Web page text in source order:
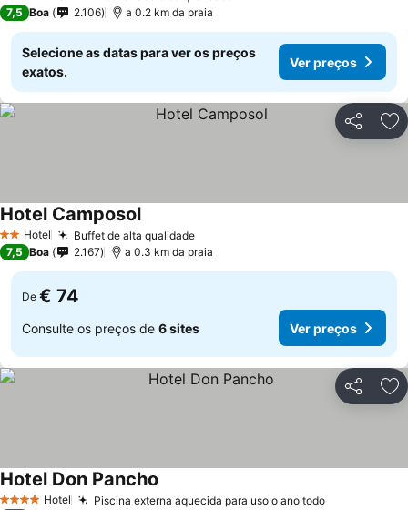
7,5 Boa 2.106 a 0.2 km da praia
Selecione as datas para ver os preços
exatos.
Ver preços
Partilhar
2 Estrelas
Hotel Buffet de alta qualidadeVer preços
Hotel CamposolVer preços
7,5 Boa 2.167 a 0.3 km da praia
De € 74
Consulte os preços de 6 sites Ver preços
Partilhar
4 EstrelasHotel Piscina externa aquecida para uso o ano todoVer preços
Hotel Don Pancho